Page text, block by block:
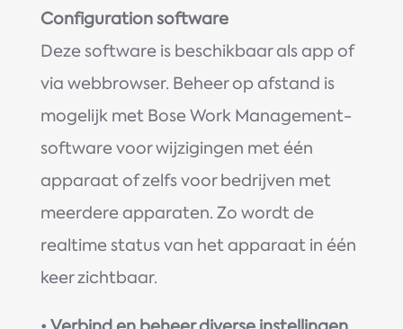
Configuration software
Deze software is beschikbaar als app of
via webbrowser. Beheer op afstand is
mogelijk met Bose Work Management-
software voor wijzigingen met één
apparaat of zelfs voor bedrijven met
meerdere apparaten. Zo wordt de
realtime status van het apparaat in één
keer zichtbaar.